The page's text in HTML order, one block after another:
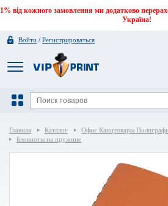
1% від кожного замовлення ми додатково
Україна!
Войти /Регистрироваться
Главная Каталог Офис Канцтовары
Блокноты на пружине